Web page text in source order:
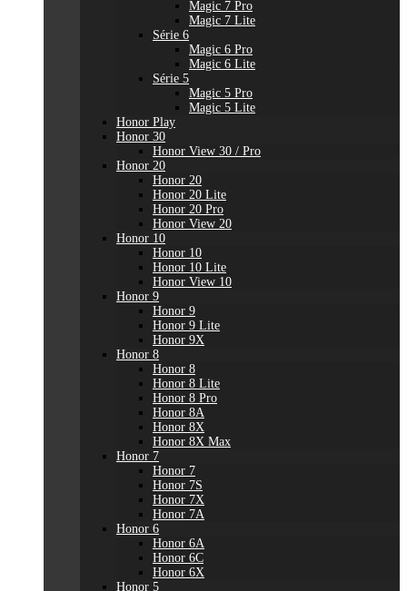
Magic 7 Pro
Magic 7 Lite
Série 6
Magic 6 Pro
Magic 6 Lite
Série 5
Magic 5 Pro
Magic 5 Lite
Honor Play
Honor 30
Honor View 30 / Pro
Honor 20
Honor 20
Honor 20 Lite
Honor 20 Pro
Honor View 20
Honor 10
Honor 10
Honor 10 Lite
Honor View 10
Honor 9
Honor 9
Honor 9 Lite
Honor 9X
Honor 8
Honor 8
Honor 8 Lite
Honor 8 Pro
Honor 8A
Honor 8X
Honor 8X Max
Honor 7
Honor 7
Honor 7S
Honor 7X
Honor 7A
Honor 6
Honor 6A
Honor 6C
Honor 6X
Honor 5